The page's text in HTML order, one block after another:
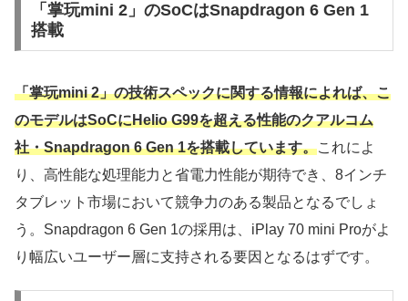
「掌玩mini 2」のSoCはSnapdragon 6 Gen 1
搭載
「掌玩mini 2」の技術スペックに関する情報によれば、こ
のモデルはSoCにHelio G99を超える性能のクアルコム
社・Snapdragon 6 Gen 1を搭載しています。これによ
り、高性能な処理能力と省電力性能が期待でき、8インチ
タブレット市場において競争力のある製品となるでしょ
う。Snapdragon 6 Gen 1の採用は、iPlay 70 mini Proがよ
り幅広いユーザー層に支持される要因となるはずです。